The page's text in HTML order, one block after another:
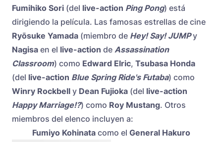
Fumihiko Sori (del live-action Ping Pong) está
dirigiendo la película. Las famosas estrellas de cine
Ryōsuke Yamada (miembro de Hey! Say! JUMPy
Nagisa en el live-action de Assassination
Classroom) como Edward Elric, Tsubasa Honda
(del live-action Blue Spring Ride's Futaba) como
Winry Rockbell y Dean Fujioka (del live-action
Happy Marriage!?) como Roy Mustang. Otros
miembros del elenco incluyen a:
Fumiyo Kohinatacomo el General Hakuro